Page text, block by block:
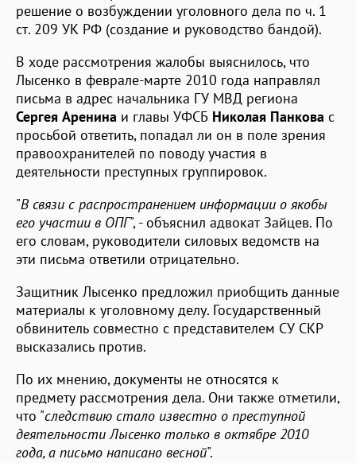
решение о возбуждении уголовного дела по ч. 1
ст. 209 УК РФ (создание и руководство бандой).
В ходе рассмотрения жалобы выяснилось, что
Лысенко в феврале-марте 2010 года направлял
письма в адрес начальника ГУ МВД региона
Сергея Аренина и главы УФСБ Николая Панкова с
просьбой ответить, попадал ли он в поле зрения
правоохранителей по поводу участия в
деятельности преступных группировок.
"В связи с распространением информации о якобы
его участии в ОПГ", - объяснил адвокат Зайцев. По
его словам, руководители силовых ведомств на
эти письма ответили отрицательно.
Защитник Лысенко предложил приобщить данные
материалы к уголовному делу. Государственный
обвинитель совместно с представителем СУ СКР
высказались против.
По их мнению, документы не относятся к
предмету рассмотрения дела. Они также отметили,
что "следствию стало известно о преступной
деятельности Лысенко только в октябре 2010
года, а письмо написано весной".